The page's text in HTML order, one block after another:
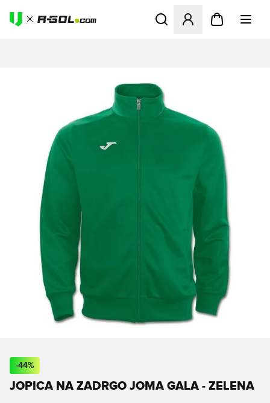
Odpre Modal za prijavo ali
-44%
JOPICA NA ZADRGO JOMA GALA - ZELENA